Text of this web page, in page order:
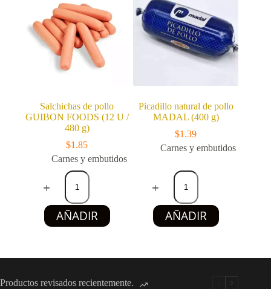
4.4
lb)
cantidad
Las
opciones
se
pueden
elegir
en
producto
Salchichas de pollo
GUIBON FOODS (12 U /
480 g)
$1.85
Carnes y embutidos
Salchichas
pollo
GUIBON
FOODS
(12
480
cantidad
AÑADIR
Picadillo natural de pollo
MADAL (400 g)
$1.39
Carnes y embutidos
Picadillo
natural
de
pollo
MADAL
(400
AÑADIR
Productos revisados recientemente.